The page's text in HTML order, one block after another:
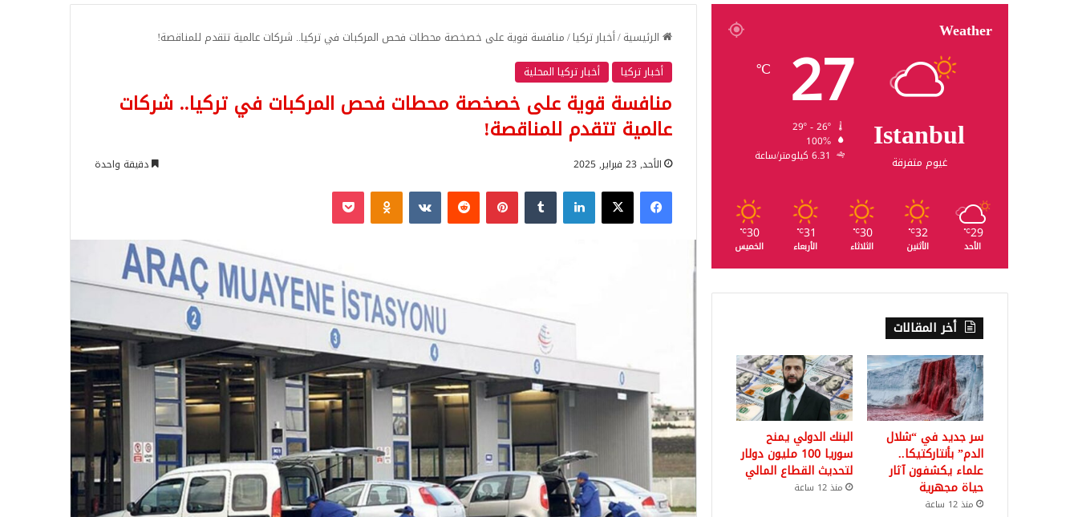
الرئيسية/أخبار تركيا/منافسة قوية على خصخصة محطات فحص المركبات في تركيا.. شركات عالمية تتقدم للمناقصة!
أخبار تركيا
أخبار تركيا المحلية
منافسة قوية على خصخصة محطات فحص المركبات في تركيا.. شركات
عالمية تتقدم للمناقصة!
الأحد, 23 فبراير, 2025 دقيقة واحدة
فيسبوك‫X لينكدإن بينتيريست Odnoklassniki
‫Pocket
Weather
Istanbul
غيوم متفرقة
27
℃
100%
6.31 كيلومتر/ساعة
29
℃
الأحد
32
℃
الأثنين
30
℃
الثلاثاء
31
℃
الأربعاء
30
℃
الخميس
أخر المقالات
سر جديد في “شلال
الدم” بأنتاركتيكا..
علماء يكشفون آثار
حياة مجهرية
منذ 12 ساعة
البنك الدولي يمنح
سوريا 100 مليون دولار
لتحديث القطاع المالي
منذ 12 ساعة